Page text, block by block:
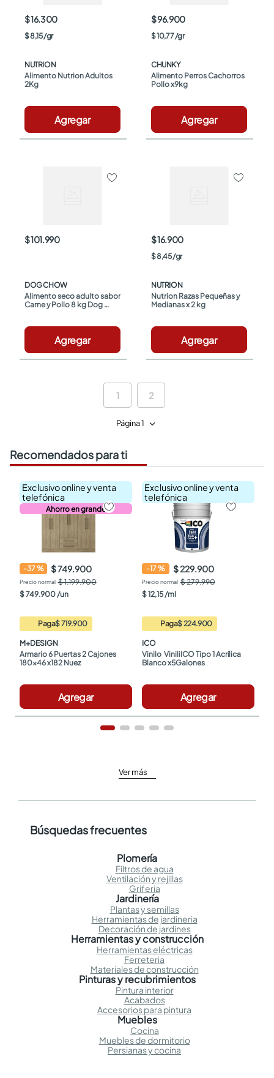
$ 16.300
$8,15/gr
NUTRION
Alimento Nutrion Adultos
2Kg
Agregar
$ 96.900
$10,77/gr
CHUNKY
Alimento Perros Cachorros
Pollo x9kg
Agregar
$ 101.990
DOG CHOW
Alimento seco adulto sabor
Carne y Pollo 8 kg Dog
Agregar
$ 16.900
$8,45/gr
NUTRION
Nutrion Razas Pequeñas y
Medianas x 2 kg
Agregar
1 2
Página 1
Recomendados para ti
Exclusivo online y venta
telefónica
Ahorro en grande
-37% $ 749.900
$ 1.199.900
$749.900/un
Paga$ 719.900
M+DESIGN
Armario 6 Puertas 2 Cajones
180x46 x182 Nuez
Agregar
Exclusivo online y venta
telefónica
-17% $ 229.900
$ 279.990
$12,15/ml
Paga$ 224.900
ICO
Vinilo  ViniliICO Tipo 1 Acrílica
Blanco x5Galones
Agregar
Ver más
Búsquedas frecuentes
Plomería
Filtros de agua
Ventilación y rejillas
Griferia
Jardinería
Plantas y semillas
Herramientas de jardineria
Decoración de jardines
Herramientas y construcción
Herramientas eléctricas
Ferreteria
Materiales de construcción
Pinturas y recubrimientos
Pintura interior
Acabados
Accesorios para pintura
Muebles
Cocina
Muebles de dormitorio
Persianas y cocina